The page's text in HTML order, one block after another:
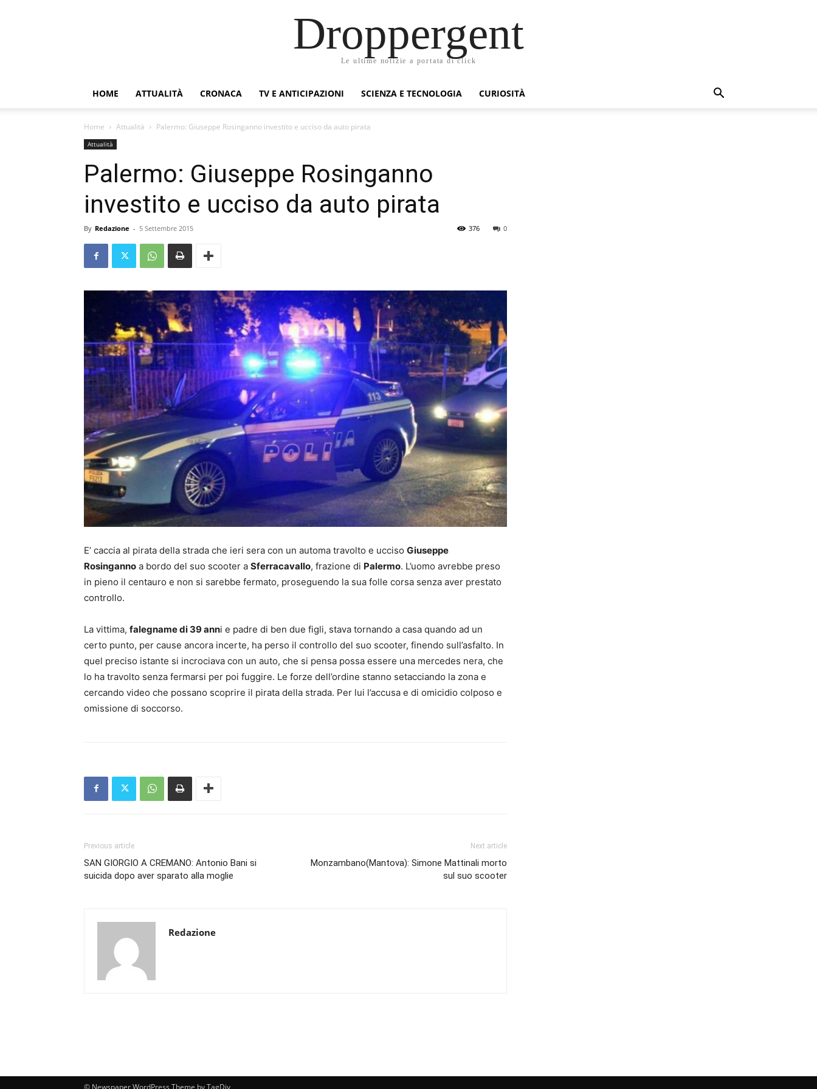
Droppergent
Le ultime notizie a portata di click
HOME ATTUALITÀ CRONACA TV E ANTICIPAZIONI SCIENZA E TECNOLOGIA CURIOSITÀ
Home Attualità Palermo: Giuseppe Rosinganno investito e ucciso da auto pirata
Attualità
Palermo: Giuseppe Rosinganno
investito e ucciso da auto pirata
By Redazione - 5 Settembre 2015 0
376
E’ caccia al pirata della strada che ieri sera con un automa travolto e ucciso Giuseppe
Rosinganno a bordo del suo scooter a Sferracavallo, frazione di Palermo. L’uomo avrebbe preso
in pieno il centauro e non si sarebbe fermato, proseguendo la sua folle corsa senza aver prestato
controllo.
La vittima, falegname di 39 anni e padre di ben due figli, stava tornando a casa quando ad un
certo punto, per cause ancora incerte, ha perso il controllo del suo scooter, finendo sull’asfalto. In
quel preciso istante si incrociava con un auto, che si pensa possa essere una mercedes nera, che
lo ha travolto senza fermarsi per poi fuggire. Le forze dell’ordine stanno setacciando la zona e
cercando video che possano scoprire il pirata della strada. Per lui l’accusa e di omicidio colposo e
omissione di soccorso.
Previous article
SAN GIORGIO A CREMANO: Antonio Bani si
suicida dopo aver sparato alla moglie
Next article
Monzambano(Mantova): Simone Mattinali morto
sul suo scooter
Redazione
© Newspaper WordPress Theme by TagDiv